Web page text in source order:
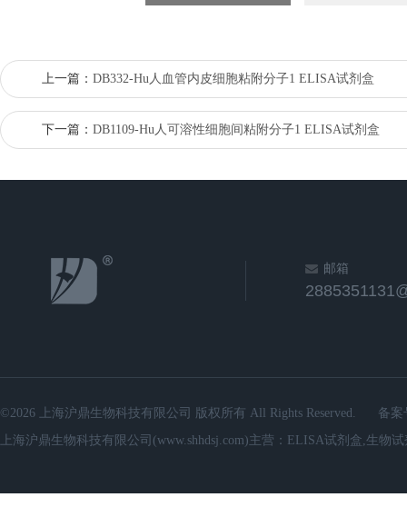
上一篇： DB332-Hu人血管内皮细胞粘附分子1 ELISA试剂盒
下一篇： DB1109-Hu人可溶性细胞间粘附分子1 ELISA试剂盒
邮箱
©2026 上海沪鼎生物科技有限公司 版权所有 All Rights Reserved.
备案
上海沪鼎生物科技有限公司(www.shhdsj.com)主营：ELISA试剂盒,生物